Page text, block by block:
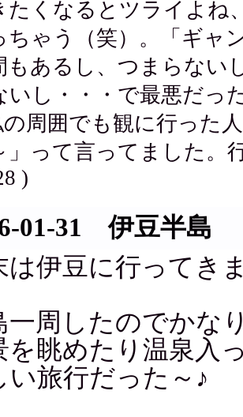
たくなるとツライよね
ちゃう（笑）。「ギャ
もあるし、つまらない
いし・・・で最悪だっ
周囲でも観に行った
」って言ってました。
)
01-31 伊豆半島
は伊豆に行ってき
一周したのでかな
を眺めたり温泉入
い旅行だった～♪